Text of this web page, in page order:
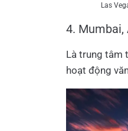
Las
4. Mumbai,
Là trung tâm
hoạt động